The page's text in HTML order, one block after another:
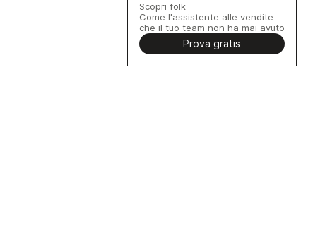
Scopri folk
Come l'assistente alle vendite
che il tuo team non ha mai avuto
Prova gratis